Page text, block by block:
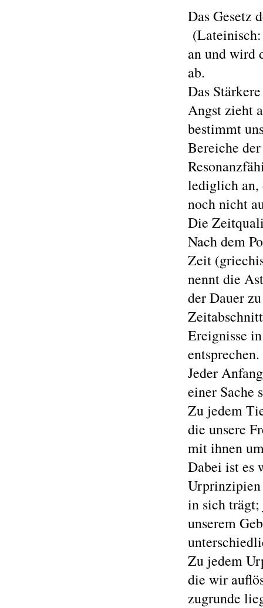
Das Gesetz
an und wird
ab.
Das
Angst zieht
bestimmt
Bereiche
lediglich an,
noch nicht
Die
Nach dem
Zeit
nennt die
der Dauer
Ereignisse
entsprechen.
Jeder
einer Sache
Zu jedem
die unsere
mit ihnen
Dabei ist es
Urprinzipien
in sich trägt;
unserem
Zu jedem
die wir
zugrunde